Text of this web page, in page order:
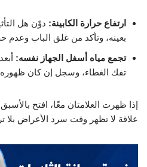
ارتفاع حرارة الكابينة: دوّن هل
بعينه، وتأكد من غلق الباب وعدم
تجمع مياه أسفل الجهاز نفسه:
تفك الغطاء، وسجل إن كان ظهوره
إذا ظهرت العلامتان معًا، افتح
علاقة لا تظهر وقت سرد الأعراض بلا